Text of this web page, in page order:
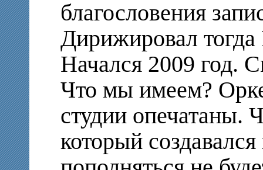
благословения
Дирижировал
Начался 2009 год.
Что мы имеем?
студии опечатаны.
который